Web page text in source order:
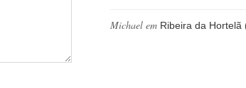
Michael em Ribeira da Hortelã